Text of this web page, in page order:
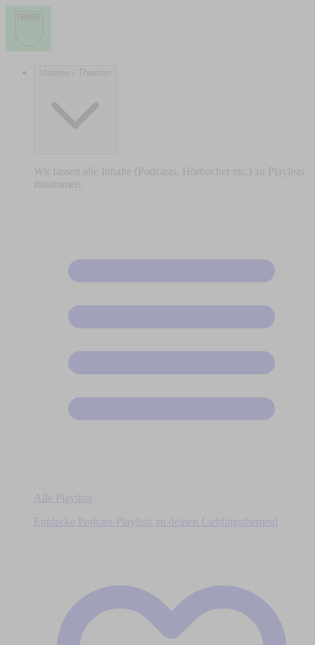
Vereine / Themen
Wir fassen alle Inhalte (Podcasts, Hörbücher etc.) zu Playlists
zusammen.
Alle Playlists
Entdecke Podcast-Playlists zu deinen Lieblingsthemen!